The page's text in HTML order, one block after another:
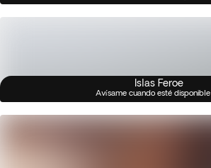
Islas Feroe
Avísame cuando esté disponible